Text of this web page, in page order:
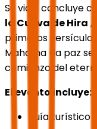
Su viaje concluye
la Cueva de Hira ,
primeros
Mahoma (la paz
comienzo del
El evento incluye:
guía turístico